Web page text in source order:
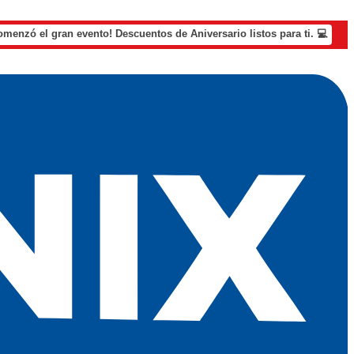
el gran evento! Descuentos de Aniversario listos para ti. 💻